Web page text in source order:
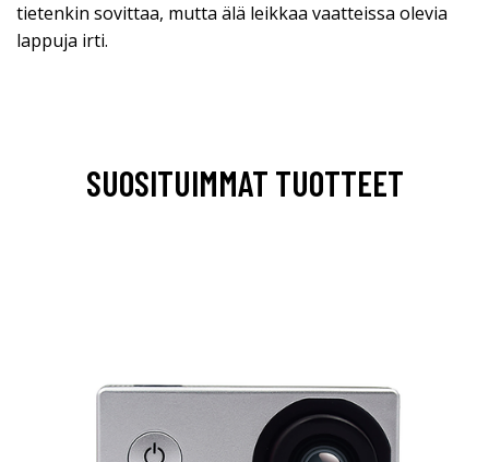
tietenkin sovittaa, mutta älä leikkaa vaatteissa olevia
lappuja irti.
SUOSITUIMMAT TUOTTEET